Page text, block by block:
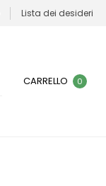
Lista dei desideri
CARRELLO 0